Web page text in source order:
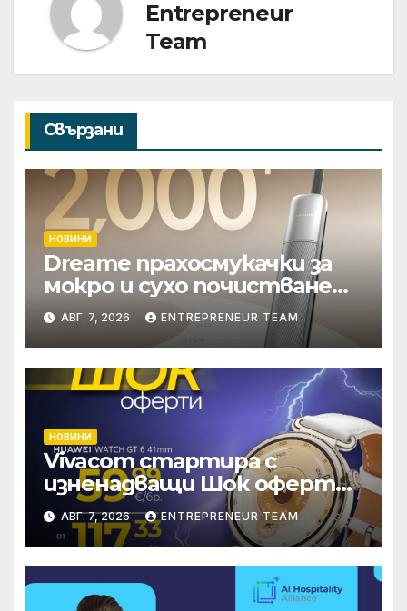
Entrepreneur
Team
Свързани
НОВИНИ
Dreame прахосмукачки за
мокро и сухо почистване
надхвърлиха 2 000
патентни заявки в
световен мащаб
АВГ. 7, 2026 ENTREPRENEUR TEAM
НОВИНИ
Vivacom стартира с
изненадващи Шок оферти
през август онлайн
АВГ. 7, 2026 ENTREPRENEUR TEAM